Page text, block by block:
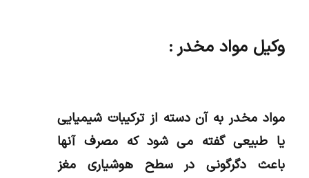
وکیل مواد مخدر :
مواد مخدر به آن دسته از ترکیبات شیمیایی
یا طبیعی گفته می شود که مصرف آنها
باعث دگرگونی در سطح هوشیاری مغز